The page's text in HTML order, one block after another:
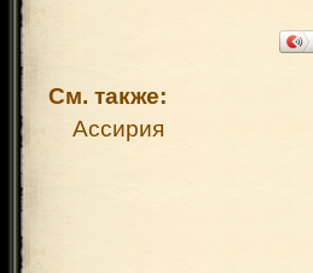
См. также:
Ассирия